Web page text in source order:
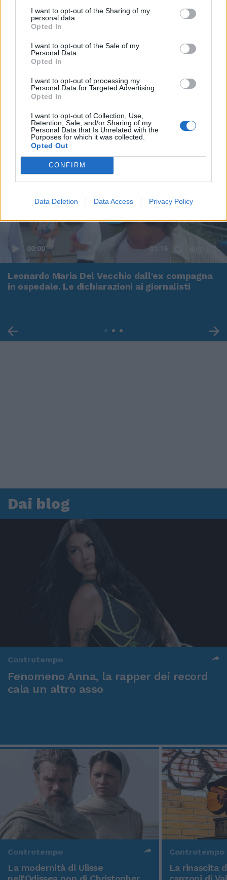
I want to opt-out of the Sharing of my
personal data.
Opted In
I want to opt-out of the Sale of my
Personal Data.
Opted In
I want to opt-out of processing my
Personal Data for Targeted Advertising.
Opted In
I want to opt-out of Collection, Use,
Retention, Sale, and/or Sharing of my
Personal Data that Is Unrelated with the
Purposes for which it was collected.
Opted Out
CONFIRM
Data Deletion Data Access Privacy Policy
00:00 01:16
Leonardo Maria Del Vecchio dall'ex compagna
in ospedale. Le dichiarazioni ai giornalisti
Dai blog
Controtempo
Fenomeno Anna, la rapper dei record
cala un altro asso
Controtempo
La modernità di Ulisse
Controtempo
La rinascita